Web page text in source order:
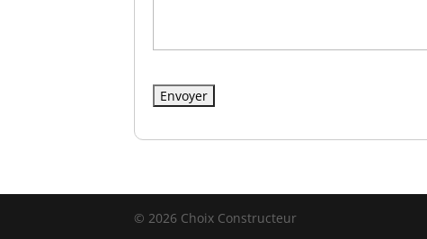
© 2026 Choix Constructeur